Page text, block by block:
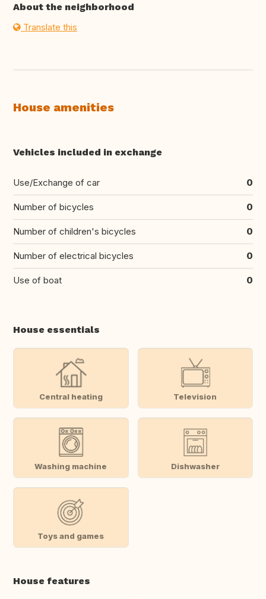
About the neighborhood
Translate this
House amenities
Vehicles included in exchange
Use/Exchange of car 0
Number of bicycles 0
Number of children's bicycles 0
Number of electrical bicycles 0
Use of boat 0
House essentials
Central heating Television
Washing machine Dishwasher
Toys and games
House features